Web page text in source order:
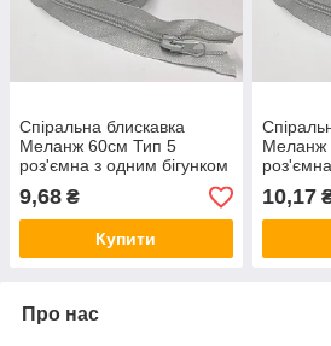
Спіральна блискавка
Меланж 60см Тип 5
роз'ємна з одним бігунком
Kiwi
9,68 ₴
Купити
Меланж
Kiwi
10,17
Про нас